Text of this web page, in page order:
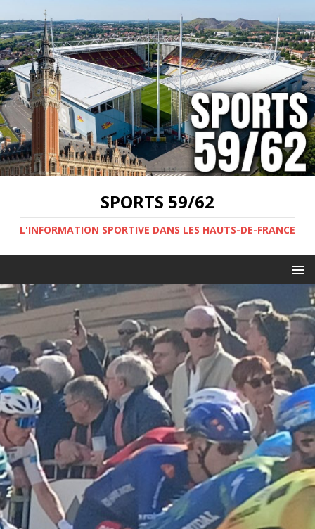
SPORTS 59/62
L'INFORMATION SPORTIVE DANS LES HAUTS-DE-FRANCE